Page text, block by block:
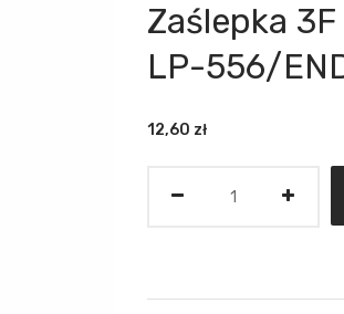
Zaślepka
LP-556/
12,60 zł